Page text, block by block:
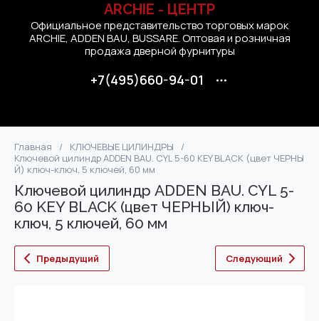
ARCHIE - ЦЕНТР
Официальное представительство торговых марок
ARCHIE, ADDEN BAU, BUSSARE. Оптовая и розничная
продажа дверной фурнитуры
+7(495)660-94-01
Главная / КЛЮЧЕВЫЕ ЦИЛИНДРЫ
/
Ключевой цилиндр ADDEN BAU. CYL 5-60 KEY BLACK (цвет ЧЕРНЫ
Й) ключ-ключ, 5 ключей, 60 мм
Ключевой цилиндр ADDEN BAU. CYL 5-
60 KEY BLACK (цвет ЧЕРНЫЙ) ключ-
ключ, 5 ключей, 60 мм
Предыдущий Следующий